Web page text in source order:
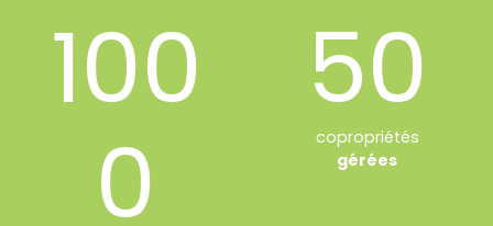
100
0
50
copropriétés
gérées